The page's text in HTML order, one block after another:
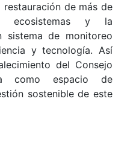
de más de
ecosistemas y la
sistema de monitoreo
y tecnología. Así
del Consejo
como espacio de
sostenible de este